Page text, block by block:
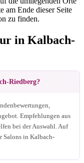
am Ende dieser Seite
zu finden.
in Kalbach-
Riedberg?
Empfehlungen aus
bei der Auswahl. Auf
Salons in Kalbach-